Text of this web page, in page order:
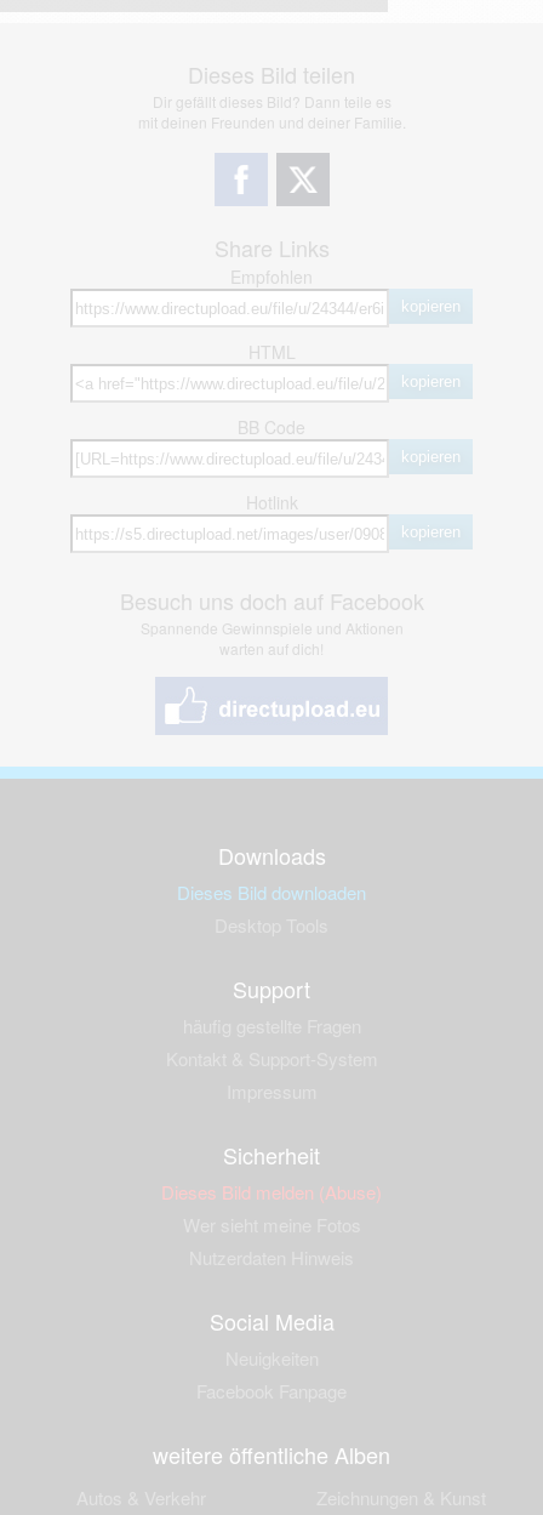
Dieses Bild teilen
Dir gefällt dieses Bild? Dann teile es
mit deinen Freunden und deiner Familie.
Share Links
Empfohlen
kopieren
HTML
kopieren
BB Code
kopieren
Hotlink
kopieren
Besuch uns doch auf Facebook
Spannende Gewinnspiele und Aktionen
warten auf dich!
Downloads
Dieses Bild downloaden
Support
Sicherheit
Dieses Bild melden (Abuse)
Social Media
weitere öffentliche Alben